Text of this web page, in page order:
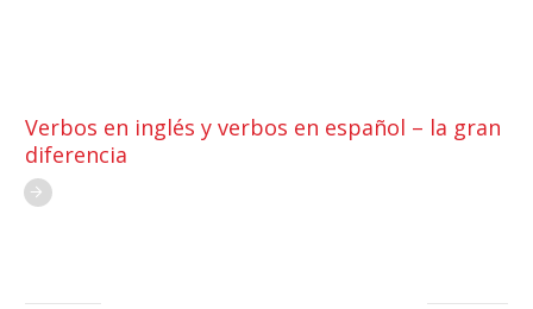
Verbos en inglés y verbos en español – la gran
diferencia